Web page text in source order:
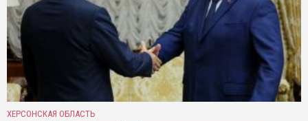
ХЕРСОНСКАЯ ОБЛАСТЬ